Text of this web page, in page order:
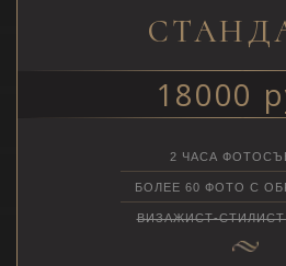
18000
2 ЧАСА
БОЛЕЕ 60 ФОТО С
ВИЗАЖИСТ-